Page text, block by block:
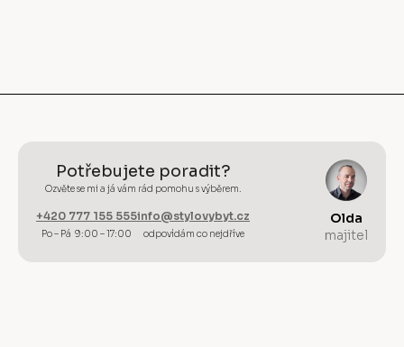
Potřebujete poradit?
Ozvěte se mi a já vám rád pomohu s výběrem.
+420 777 155 555
Po – Pá 9:00 – 17:00
info@stylovybyt.cz
odpovídám co nejdříve
Olda
majitel